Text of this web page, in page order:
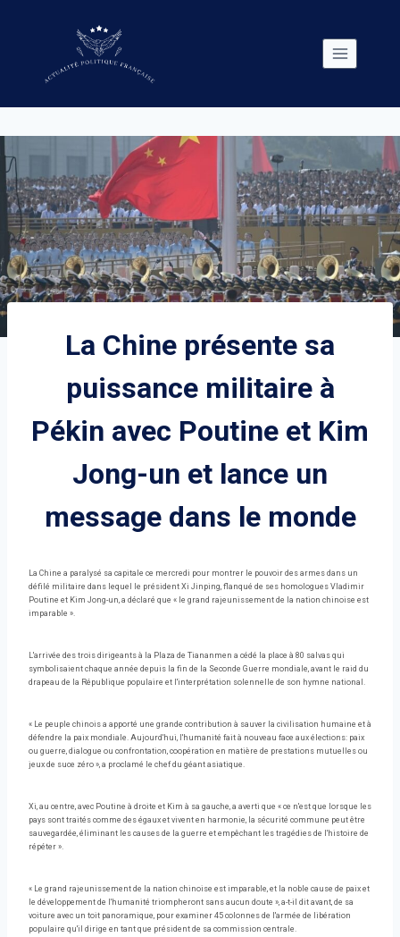
La Chine présente sa
puissance militaire à
Pékin avec Poutine et Kim
Jong-un et lance un
message dans le monde
La Chine a paralysé sa capitale ce mercredi pour montrer le pouvoir des armes dans un
défilé militaire dans lequel le président Xi Jinping, flanqué de ses homologues Vladimir
Poutine et Kim Jong-un, a déclaré que « le grand rajeunissement de la nation chinoise est
imparable ».
L'arrivée des trois dirigeants à la Plaza de Tiananmen a cédé la place à 80 salvas qui
symbolisaient chaque année depuis la fin de la Seconde Guerre mondiale, avant le raid du
drapeau de la République populaire et l'interprétation solennelle de son hymne national.
« Le peuple chinois a apporté une grande contribution à sauver la civilisation humaine et à
défendre la paix mondiale. Aujourd'hui, l'humanité fait à nouveau face aux élections: paix
ou guerre, dialogue ou confrontation, coopération en matière de prestations mutuelles ou
jeux de suce zéro », a proclamé le chef du géant asiatique.
Xi, au centre, avec Poutine à droite et Kim à sa gauche, a averti que « ce n'est que lorsque les
pays sont traités comme des égaux et vivent en harmonie, la sécurité commune peut être
sauvegardée, éliminant les causes de la guerre et empêchant les tragédies de l'histoire de
répéter ».
« Le grand rajeunissement de la nation chinoise est imparable, et la noble cause de paix et
le développement de l'humanité triompheront sans aucun doute », a-t-il dit avant, de sa
voiture avec un toit panoramique, pour examiner 45 colonnes de l'armée de libération
populaire qu'il dirige en tant que président de sa commission centrale.